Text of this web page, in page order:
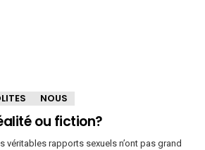
NOUS
ou fiction?
véritables rapports sexuels n’ont pas grand